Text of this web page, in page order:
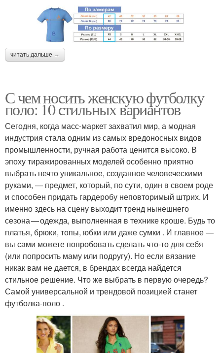
читать дальше →
С чем носить женскую футболку
поло: 10 стильных вариантов
Сегодня, когда масс-маркет захватил мир, а модная
индустрия стала одним из самых вредоносных видов
промышленности, ручная работа ценится высоко. В
эпоху тиражированных моделей особенно приятно
выбрать нечто уникальное, созданное человеческими
руками, — предмет, который, по сути, один в своем роде
и способен придать гардеробу неповторимый штрих. И
именно здесь на сцену выходит тренд нынешнего
сезона — одежда, выполненная в технике кроше. Будь то
платья, брюки, топы, юбки или даже сумки . И главное —
вы сами можете попробовать сделать что-то для себя
(или попросить маму или подругу). Но если вязание
никак вам не дается, в брендах всегда найдется
стильное решение. Что же выбрать в первую очередь?
Самой универсальной и трендовой позицией станет
футболка‑поло .